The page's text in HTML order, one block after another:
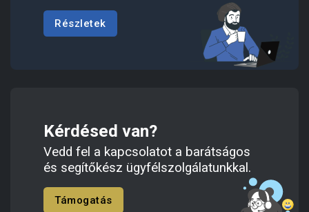
Részletek
Kérdésed van?
Vedd fel a kapcsolatot a barátságos
és segítőkész ügyfélszolgálatunkkal.
Támogatás